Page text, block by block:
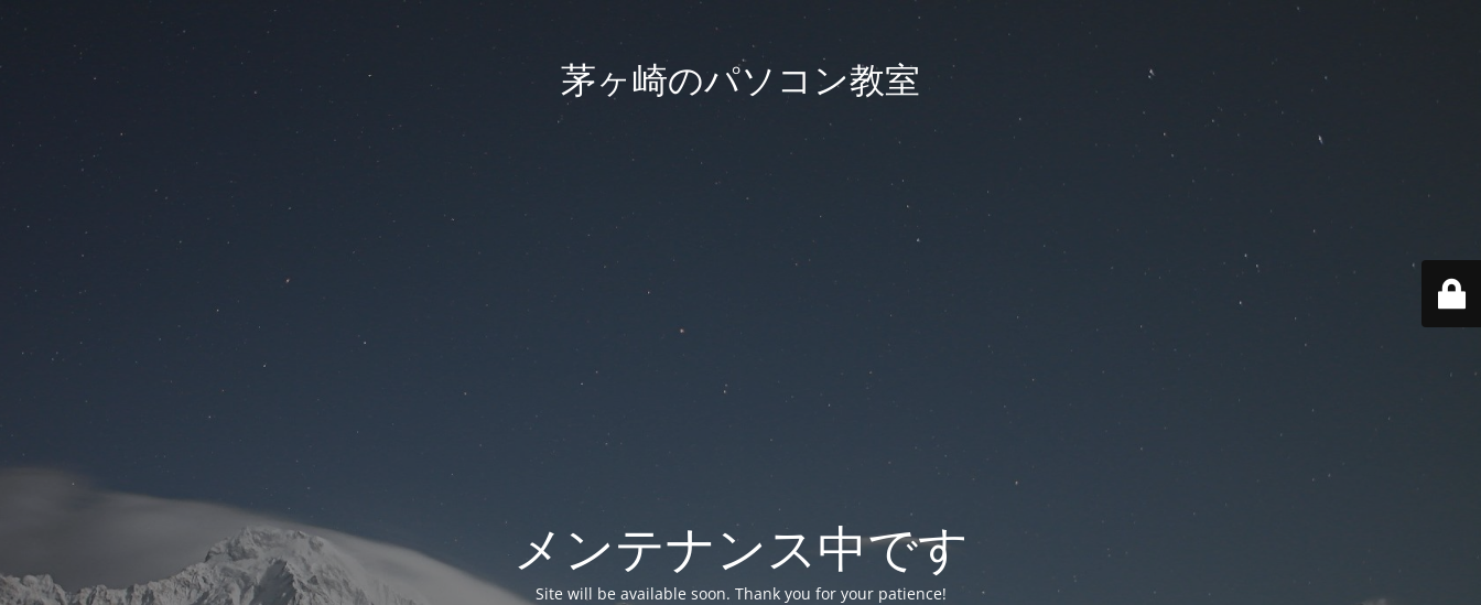
茅ヶ崎のパソコン教室
メンテナンス中です
Site will be available soon. Thank you for your patience!